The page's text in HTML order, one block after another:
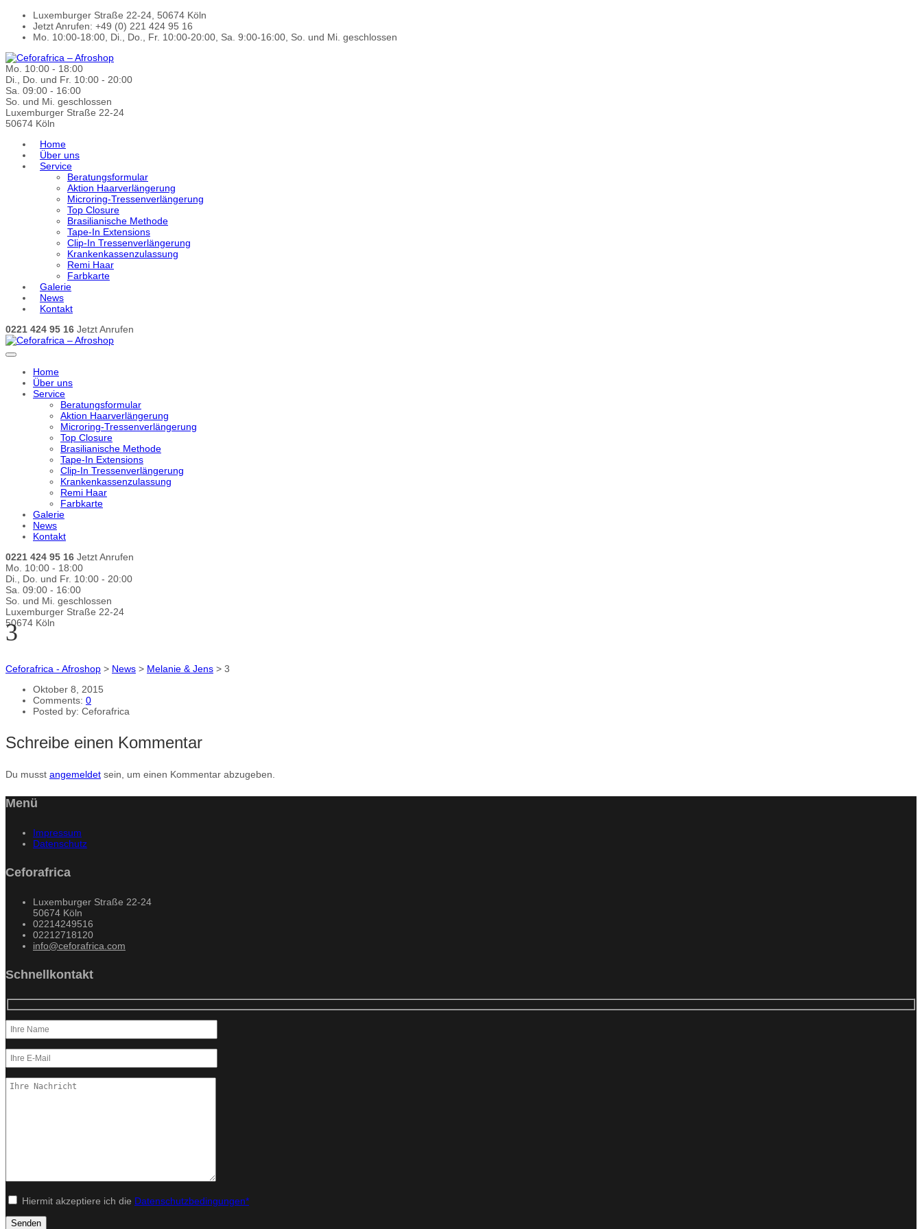
Luxemburger Straße 22-24, 50674 Köln
Jetzt Anrufen: +49 (0) 221 424 95 16
Mo. 10:00-18:00, Di., Do., Fr. 10:00-20:00, Sa. 9:00-16:00, So. und Mi. geschlossen
Mo. 10:00 - 18:00
Di., Do. und Fr. 10:00 - 20:00
Sa. 09:00 - 16:00
So. und Mi. geschlossen
Luxemburger Straße 22-24
50674 Köln
Home
Über uns
Service
Beratungsformular
Aktion Haarverlängerung
Microring-Tressenverlängerung
Top Closure
Brasilianische Methode
Tape-In Extensions
Clip-In Tressenverlängerung
Krankenkassenzulassung
Remi Haar
Farbkarte
Galerie
News
Kontakt
0221 424 95 16 Jetzt Anrufen
Home
Über uns
Service
Beratungsformular
Aktion Haarverlängerung
Microring-Tressenverlängerung
Top Closure
Brasilianische Methode
Tape-In Extensions
Clip-In Tressenverlängerung
Krankenkassenzulassung
Remi Haar
Farbkarte
Galerie
News
Kontakt
0221 424 95 16 Jetzt Anrufen
Mo. 10:00 - 18:00
Di., Do. und Fr. 10:00 - 20:00
Sa. 09:00 - 16:00
So. und Mi. geschlossen
Luxemburger Straße 22-24
50674 Köln
3
Ceforafrica - Afroshop > News > Melanie & Jens > 3
Oktober 8, 2015
Comments: 0
Posted by: Ceforafrica
Schreibe einen Kommentar
Du musst angemeldet sein, um einen Kommentar abzugeben.
Menü
Impressum
Datenschutz
Ceforafrica
Luxemburger Straße 22-24
50674 Köln
02214249516
02212718120
info@ceforafrica.com
Schnellkontakt
Hiermit akzeptiere ich die Datenschutzbedingungen*